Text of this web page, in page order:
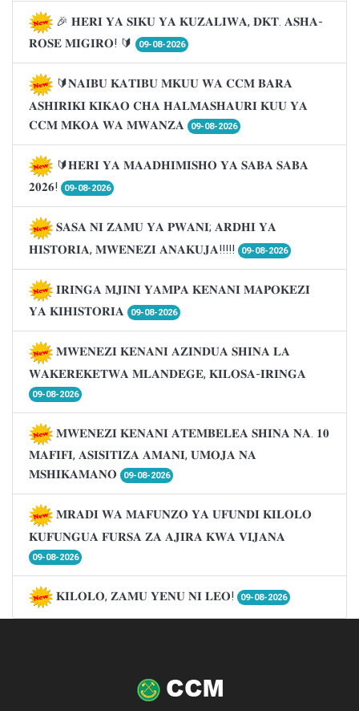
🎉 𝐇𝐄𝐑𝐈 𝐘𝐀 𝐒𝐈𝐊𝐔 𝐘𝐀 𝐊𝐔𝐙𝐀𝐋𝐈𝐖𝐀, 𝐃𝐊𝐓. 𝐀𝐒𝐇𝐀-
𝐑𝐎𝐒𝐄 𝐌𝐈𝐆𝐈𝐑𝐎! 🔰
09-08-2026
🔰𝐍𝐀𝐈𝐁𝐔 𝐊𝐀𝐓𝐈𝐁𝐔 𝐌𝐊𝐔𝐔 𝐖𝐀 𝐂𝐂𝐌 𝐁𝐀𝐑𝐀
𝐀𝐒𝐇𝐈𝐑𝐈𝐊𝐈 𝐊𝐈𝐊𝐀𝐎 𝐂𝐇𝐀 𝐇𝐀𝐋𝐌𝐀𝐒𝐇𝐀𝐔𝐑𝐈 𝐊𝐔𝐔 𝐘𝐀
𝐂𝐂𝐌 𝐌𝐊𝐎𝐀 𝐖𝐀 𝐌𝐖𝐀𝐍𝐙𝐀
09-08-2026
🔰𝐇𝐄𝐑𝐈 𝐘𝐀 𝐌𝐀𝐀𝐃𝐇𝐈𝐌𝐈𝐒𝐇𝐎 𝐘𝐀 𝐒𝐀𝐁𝐀 𝐒𝐀𝐁𝐀
𝟐𝟎𝟐𝟔!
09-08-2026
𝐒𝐀𝐒𝐀 𝐍𝐈 𝐙𝐀𝐌𝐔 𝐘𝐀 𝐏𝐖𝐀𝐍𝐈; 𝐀𝐑𝐃𝐇𝐈 𝐘𝐀
𝐇𝐈𝐒𝐓𝐎𝐑𝐈𝐀, 𝐌𝐖𝐄𝐍𝐄𝐙𝐈 𝐀𝐍𝐀𝐊𝐔𝐉𝐀!!!!!
09-08-2026
𝐈𝐑𝐈𝐍𝐆𝐀 𝐌𝐉𝐈𝐍𝐈 𝐘𝐀𝐌𝐏𝐀 𝐊𝐄𝐍𝐀𝐍𝐈 𝐌𝐀𝐏𝐎𝐊𝐄𝐙𝐈
𝐘𝐀 𝐊𝐈𝐇𝐈𝐒𝐓𝐎𝐑𝐈𝐀
09-08-2026
𝐌𝐖𝐄𝐍𝐄𝐙𝐈 𝐊𝐄𝐍𝐀𝐍𝐈 𝐀𝐙𝐈𝐍𝐃𝐔𝐀 𝐒𝐇𝐈𝐍𝐀 𝐋𝐀
𝐖𝐀𝐊𝐄𝐑𝐄𝐊𝐄𝐓𝐖𝐀 𝐌𝐋𝐀𝐍𝐃𝐄𝐆𝐄, 𝐊𝐈𝐋𝐎𝐒𝐀-𝐈𝐑𝐈𝐍𝐆𝐀
09-08-2026
𝐌𝐖𝐄𝐍𝐄𝐙𝐈 𝐊𝐄𝐍𝐀𝐍𝐈 𝐀𝐓𝐄𝐌𝐁𝐄𝐋𝐄𝐀 𝐒𝐇𝐈𝐍𝐀 𝐍𝐀. 𝟏𝟎
𝐌𝐀𝐅𝐈𝐅𝐈, 𝐀𝐒𝐈𝐒𝐈𝐓𝐈𝐙𝐀 𝐀𝐌𝐀𝐍𝐈, 𝐔𝐌𝐎𝐉𝐀 𝐍𝐀
𝐌𝐒𝐇𝐈𝐊𝐀𝐌𝐀𝐍𝐎
09-08-2026
𝐌𝐑𝐀𝐃𝐈 𝐖𝐀 𝐌𝐀𝐅𝐔𝐍𝐙𝐎 𝐘𝐀 𝐔𝐅𝐔𝐍𝐃𝐈 𝐊𝐈𝐋𝐎𝐋𝐎
𝐊𝐔𝐅𝐔𝐍𝐆𝐔𝐀 𝐅𝐔𝐑𝐒𝐀 𝐙𝐀 𝐀𝐉𝐈𝐑𝐀 𝐊𝐖𝐀 𝐕𝐈𝐉𝐀𝐍𝐀
09-08-2026
𝐊𝐈𝐋𝐎𝐋𝐎, 𝐙𝐀𝐌𝐔 𝐘𝐄𝐍𝐔 𝐍𝐈 𝐋𝐄𝐎! 09-08-2026